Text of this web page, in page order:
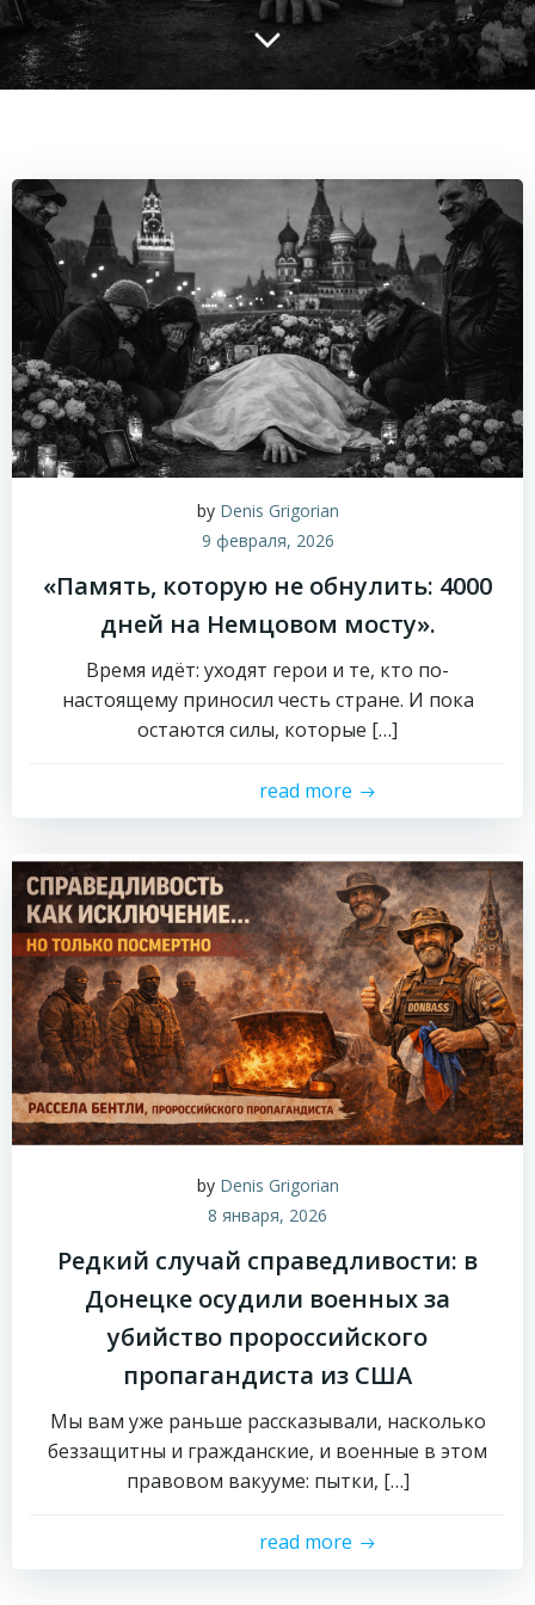
by Denis Grigorian
9 февраля, 2026
«Память, которую не обнулить: 4000
дней на Немцовом мосту».
Время идёт: уходят герои и те, кто по-
настоящему приносил честь стране. И пока
остаются силы, которые […]
read more
by Denis Grigorian
8 января, 2026
Редкий случай справедливости: в
Донецке осудили военных за
убийство пророссийского
пропагандиста из США
Мы вам уже раньше рассказывали, насколько
беззащитны и гражданские, и военные в этом
правовом вакууме: пытки, […]
read more